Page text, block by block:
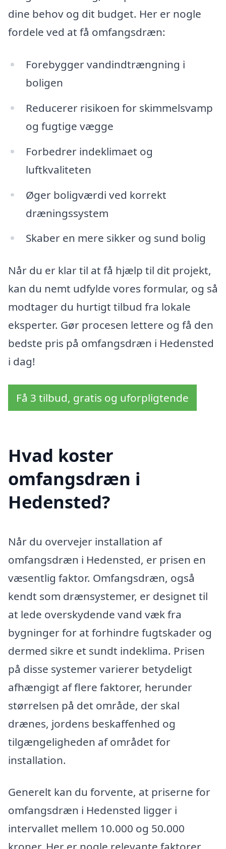
dine behov og dit budget. Her er nogle
fordele ved at få omfangsdræn:
Forebygger vandindtrængning i
boligen
Reducerer risikoen for skimmelsvamp
og fugtige vægge
Forbedrer indeklimaet og
luftkvaliteten
Øger boligværdi ved korrekt
dræningssystem
Skaber en mere sikker og sund bolig
Når du er klar til at få hjælp til dit projekt,
kan du nemt udfylde vores formular, og så
modtager du hurtigt tilbud fra lokale
eksperter. Gør procesen lettere og få den
bedste pris på omfangsdræn i Hedensted
i dag!
Få 3 tilbud, gratis og uforpligtende
Hvad koster
omfangsdræn i
Hedensted?
Når du overvejer installation af
omfangsdræn i Hedensted, er prisen en
væsentlig faktor. Omfangsdræn, også
kendt som drænsystemer, er designet til
at lede overskydende vand væk fra
bygninger for at forhindre fugtskader og
dermed sikre et sundt indeklima. Prisen
på disse systemer varierer betydeligt
afhængigt af flere faktorer, herunder
størrelsen på det område, der skal
drænes, jordens beskaffenhed og
tilgængeligheden af området for
installation.
Generelt kan du forvente, at priserne for
omfangsdræn i Hedensted ligger i
intervallet mellem 10.000 og 50.000